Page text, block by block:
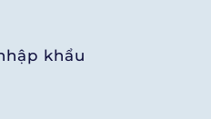
khẩu